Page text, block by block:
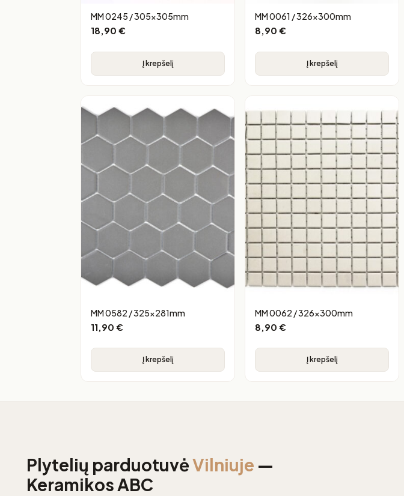
MM 0245 / 305x305mm
18,90 €
Į krepšelį
MM 0061 / 326x300mm
8,90 €
Į krepšelį
MM 0582 / 325x281mm
11,90 €
Į krepšelį
MM 0062 / 326x300mm
8,90 €
Į krepšelį
Plytelių parduotuvėVilniuje —
Keramikos ABC